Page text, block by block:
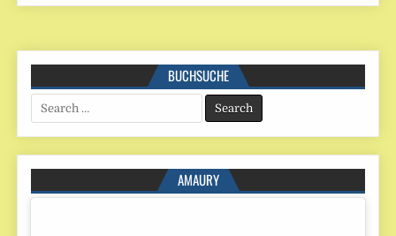
BUCHSUCHE
Search
for:
AMAURY